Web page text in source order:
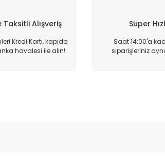
Taksitli Alışveriş
Kredi Kartı, kapıda
havalesi ile alın!
Süper
Saat 14:00'a
siparişleriniz